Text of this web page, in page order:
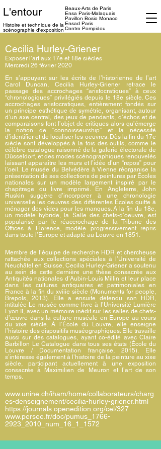
L'entour
Histoire et technique de la
scénographie d'exposition
Beaux-Arts de Paris
Ensa Paris-Malaquais
Pavillon Bosio Monaco
Ensad Paris
Centre Pompidou
Cecilia Hurley-Griener
Exposer l’art aux 17e et 18e siècles
Mercredi 26 février 2020
En s’appuyant sur les écrits de l’historienne de l’art
Carol Duncan, Cecilia Hurley-Griener retrace le
passage des accrochages “aristocratiques” à ceux
“chronologiques” privilégiés depuis le 18e siècle. Ces
accrochages aristocratiques, entièrement fondés sur
un principe esthétique de symétrie, organisant, autour
d’un axe central, des jeux de pendants, d’échos et de
comparaisons font l’objet de critiques alors qu’émerge
la notion de “connoisseurship” et la nécessité
d’identifier et de localiser les oeuvres. Dès la fin du 17e
siècle sont développés à la fois des outils, comme le
célèbre catalogue raisonné de la galerie électorale de
Düsseldorf, et des modes scénographiques renouvelés
laissant apparaître les murs et l’idée d’un “repos” pour
l’oeil. Le musée du Belvédère à Vienne réorganise la
présentation de ses collections de peintures par Écoles
nationales sur un modèle largement inspiré par le
chapitrage du livre imprimé. En Angleterre, John
Ruskin suggère d’incorporer à une chronologie
universelle les oeuvres des différentes Écoles quitte à
ménager des vides pour les manques. A la fin du 18e,
un modèle hybride, la Salle des chefs-d’oeuvre, est
popularisé par le réaccrochage de la Tribune des
Offices à Florence, modèle progressivement repris
dans toute l’Europe et adapté au Louvre en 1851.
Membre de l’équipe de recherche HDR et chercheuse
rattachée aux collections spéciales à l’Université de
Neuchâtel en Suisse, Cecilia Hurley-Griener a soutenu
au sein de cette dernière une thèse consacrée aux
Antiquités nationales d’Aubin-Louis Millin et leur place
dans les cultures antiquaires et patrimoniales en
France à la fin du xviiie siècle (Monuments for people,
Brepols, 2013). Elle a ensuite défendu son HDR,
intitulée Le musée comme livre à l’Université Lumière
Lyon II, avec un mémoire inédit sur les salles de chefs-
d’œuvre dans la culture muséale en Europe au cours
du xixe siècle. À l’École du Louvre, elle enseigne
l’histoire des dispositifs muséographiques. Elle travaille
aussi sur des catalogues, ayant co-édité avec Claire
Barbillon Le Catalogue dans tous ses états (École du
Louvre / Documentation française, 2015). Elle
s’intéresse également à l’histoire de la peinture au xixe
siècle, participant actuellement à une exposition
consacrée à Maximilien de Meuron et l’art de son
temps.
www.unine.ch/iham/home/collaborateurs/charg
es-denseignement/cecilia-hurley-griener.html
https://journals.openedition.org/cel/327
www.persee.fr/doc/pumus_1766-
2923_2010_num_16_1_1572